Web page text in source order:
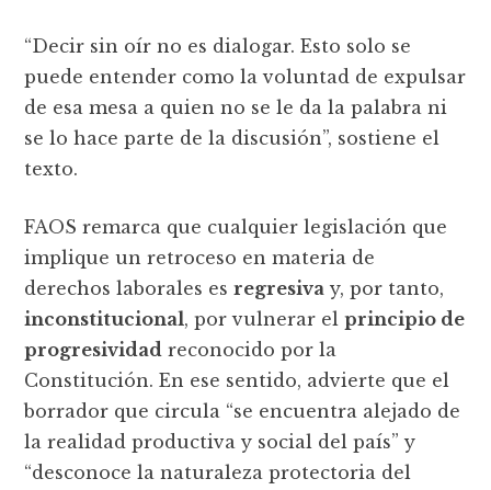
“Decir sin oír no es dialogar. Esto solo se
puede entender como la voluntad de expulsar
de esa mesa a quien no se le da la palabra ni
se lo hace parte de la discusión”, sostiene el
texto.
FAOS remarca que cualquier legislación que
implique un retroceso en materia de
derechos laborales esregresiva y, por tanto,
inconstitucional, por vulnerar elprincipio de
progresividad reconocido por la
Constitución. En ese sentido, advierte que el
borrador que circula “se encuentra alejado de
la realidad productiva y social del país” y
“desconoce la naturaleza protectoria del